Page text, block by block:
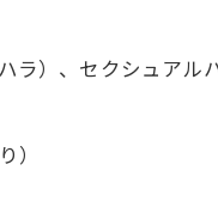
ラ）、セクシュア
）